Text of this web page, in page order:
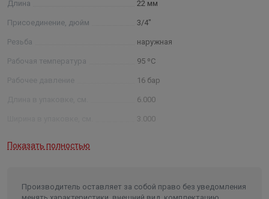
Длина 22 мм
Присоединение, дюйм 3/4"
Резьба наружная
Рабочая температура 95 ºС
Рабочее давление 16 бар
6.000
3.000
Показать полностью
Производитель оставляет за собой право без уведомления